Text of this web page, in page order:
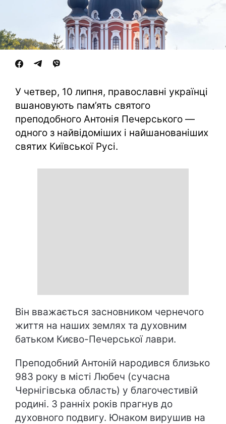
У четвер, 10 липня, православні українці
вшановують пам’ять святого
преподобного Антонія Печерського —
одного з найвідоміших і найшанованіших
святих Київської Русі.
Він вважається засновником чернечого
життя на наших землях та духовним
батьком Києво-Печерської лаври.
Преподобний Антоній народився близько
983 року в місті Любеч (сучасна
Чернігівська область) у благочестивій
родині. З ранніх років прагнув до
духовного подвигу. Юнаком вирушив на